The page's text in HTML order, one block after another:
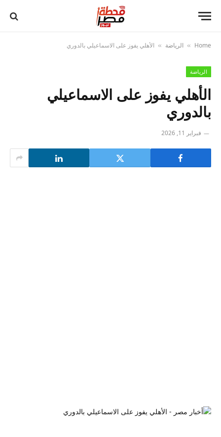
Home
» الرياضة » الأهلي يفوز على الاسماعيلي بالدوري
الرياضة
الأهلي يفوز على الاسماعيلي
بالدوري
فبراير 11, 2026